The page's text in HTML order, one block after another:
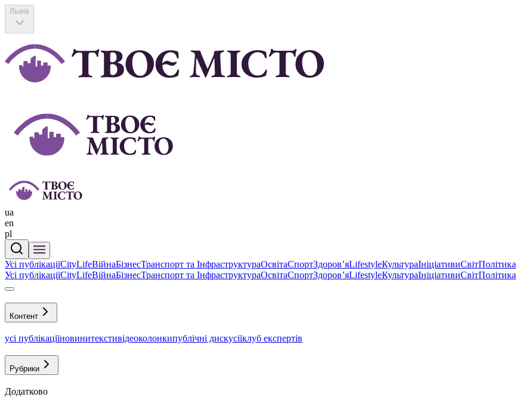
Львів
ua
en
pl
Усі публікаціїCityLifeВійнаБізнесТранспорт та ІнфраструктураОсвітаСпортЗдоровʼяLifestyleКультураІніціативиСвітПолітика
Усі публікаціїCityLifeВійнаБізнесТранспорт та ІнфраструктураОсвітаСпортЗдоровʼяLifestyleКультураІніціативиСвітПолітика
Контент
усі публікаціїновинитекстивідеоколонкипублічні дискусіїклуб експертів
Рубрики
Додатково